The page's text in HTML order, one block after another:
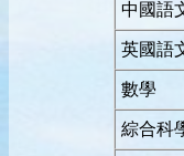
中國語
英國語
數學
綜合科